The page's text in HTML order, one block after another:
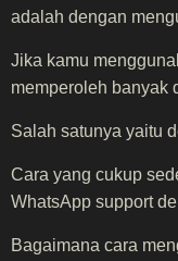
adalah dengan
Jika kamu
memperoleh banyak
Salah satunya yaitu
Cara yang cukup
WhatsApp support
Bagaimana cara